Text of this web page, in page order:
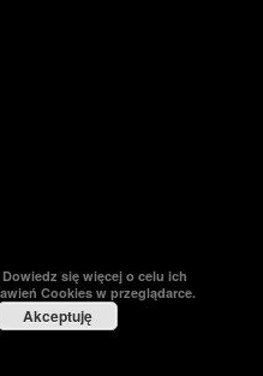
się więcej o celu ich
Cookies w przeglądarce.
Akceptuję